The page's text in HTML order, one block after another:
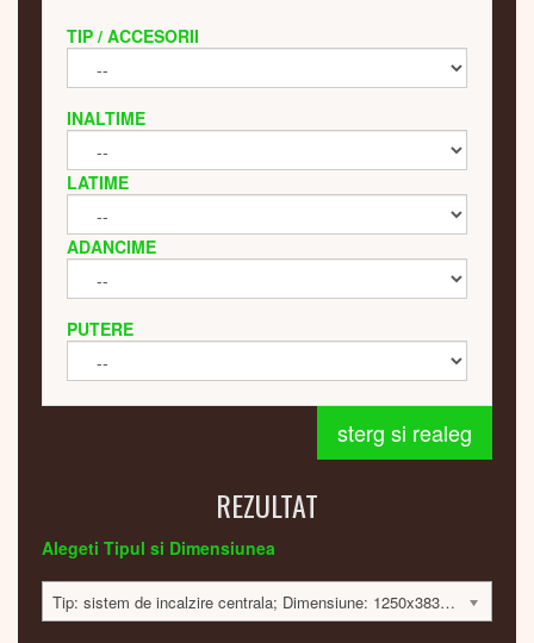
TIP / ACCESORII
INALTIME
LATIME
ADANCIME
PUTERE
sterg si realeg
REZULTAT
Alegeti Tipul si Dimensiunea
Tip: sistem de incalzire centrala; Dimensiune: 1250x383x42mm; 380 Watt; 14595 lei